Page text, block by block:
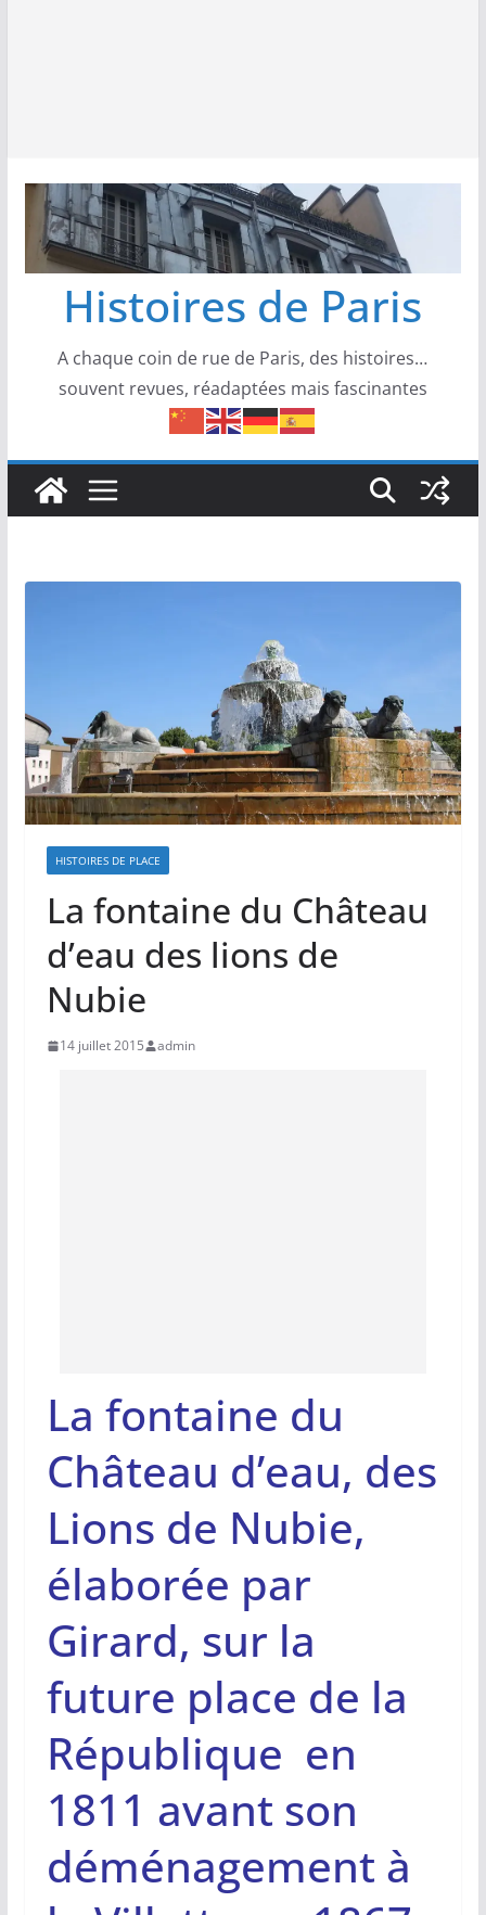
Histoires de Paris
A chaque coin de rue de Paris, des histoires…
souvent revues, réadaptées mais fascinantes
HISTOIRES DE PLACE
La fontaine du Château
d’eau des lions de
Nubie
14 juillet 2015 admin
La fontaine du
Château d’eau, des
Lions de Nubie,
élaborée par
Girard, sur la
future place de la
République en
1811 avant son
déménagement à